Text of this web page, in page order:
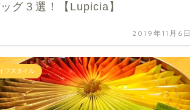
グ３選！【Lupicia】
2019年11月6日
フスタイル